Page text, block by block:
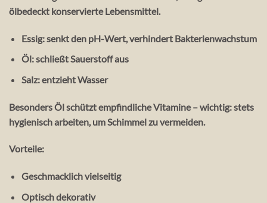
ölbedeckt konservierte Lebensmittel.
Essig: senkt den pH-Wert, verhindert Bakterienwachstum
Öl: schließt Sauerstoff aus
Salz: entzieht Wasser
Besonders Öl schützt empfindliche Vitamine – wichtig: stets
hygienisch arbeiten, um Schimmel zu vermeiden.
Vorteile:
Geschmacklich vielseitig
Optisch dekorativ